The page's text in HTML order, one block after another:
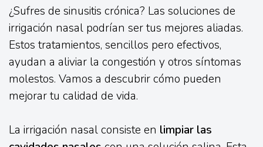
¿Sufres de sinusitis crónica? Las soluciones de
irrigación nasal podrían ser tus mejores aliadas.
Estos tratamientos, sencillos pero efectivos,
ayudan a aliviar la congestión y otros síntomas
molestos. Vamos a descubrir cómo pueden
mejorar tu calidad de vida.
La irrigación nasal consiste en limpiar las